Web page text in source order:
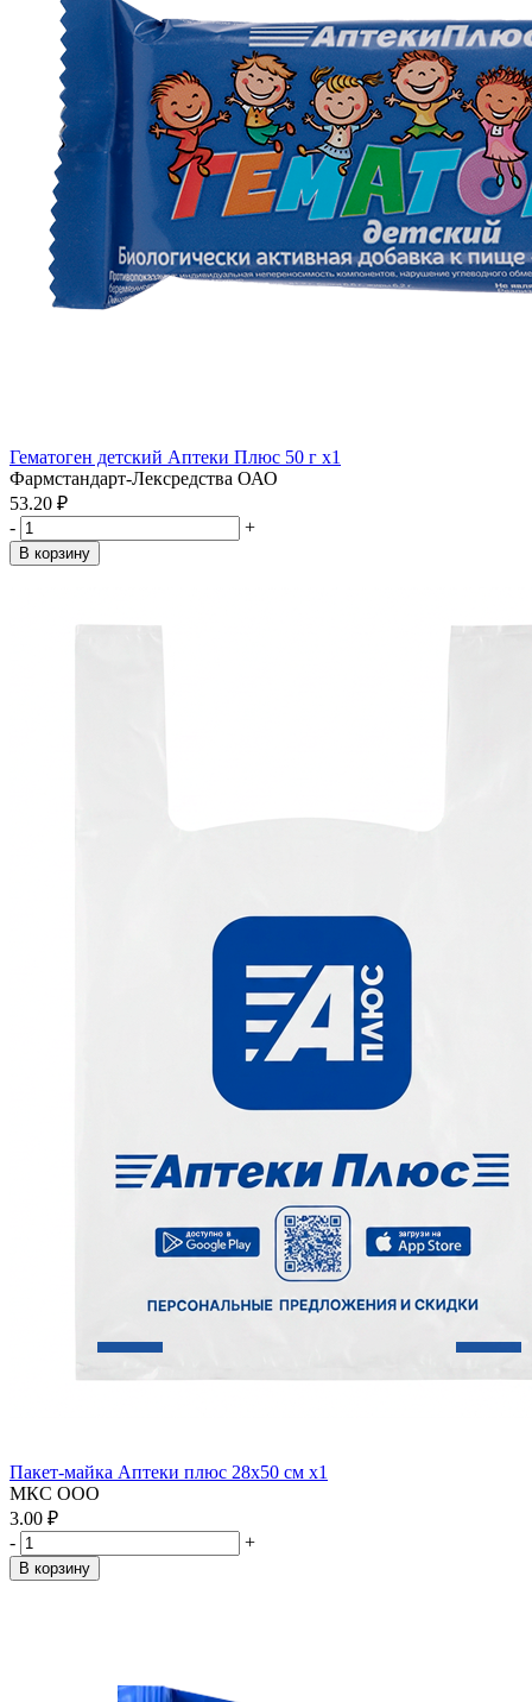
Гематоген детский Аптеки Плюс 50 г x1
Фармстандарт-Лексредства ОАО
53.20 ₽
-
+
В корзину
Пакет-майка Аптеки плюс 28х50 см x1
МКС ООО
3.00 ₽
-
+
В корзину